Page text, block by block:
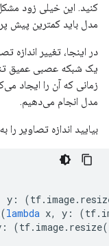
کنید. این خیلی زود
مدل باید کمترین پیش
در اینجا، تغییر اندازه
یک شبکه عصبی عمیق
زمانی که آن را ایجاد
مدل انجام می‌دهیم.
بیایید اندازه تصاویر را به 150x150 تغییر دهیم:
y : (tf. image.
(lambda x, y : (tf.
: (tf. image. resize(